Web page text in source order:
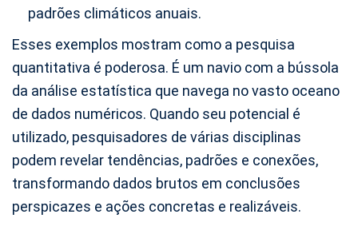
padrões climáticos anuais.
Esses exemplos mostram como a pesquisa
quantitativa é poderosa. É um navio com a bússola
da análise estatística que navega no vasto oceano
de dados numéricos. Quando seu potencial é
utilizado, pesquisadores de várias disciplinas
podem revelar tendências, padrões e conexões,
transformando dados brutos em conclusões
perspicazes e ações concretas e realizáveis.